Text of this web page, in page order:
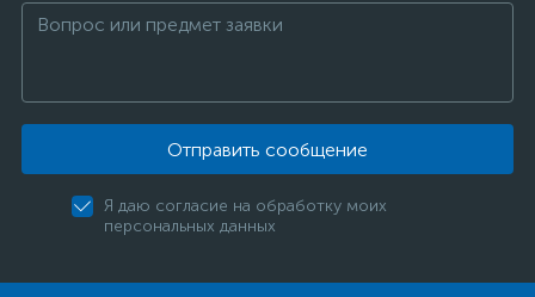
Отправить сообщение
Я даю согласие на обработку моих
персональных данных